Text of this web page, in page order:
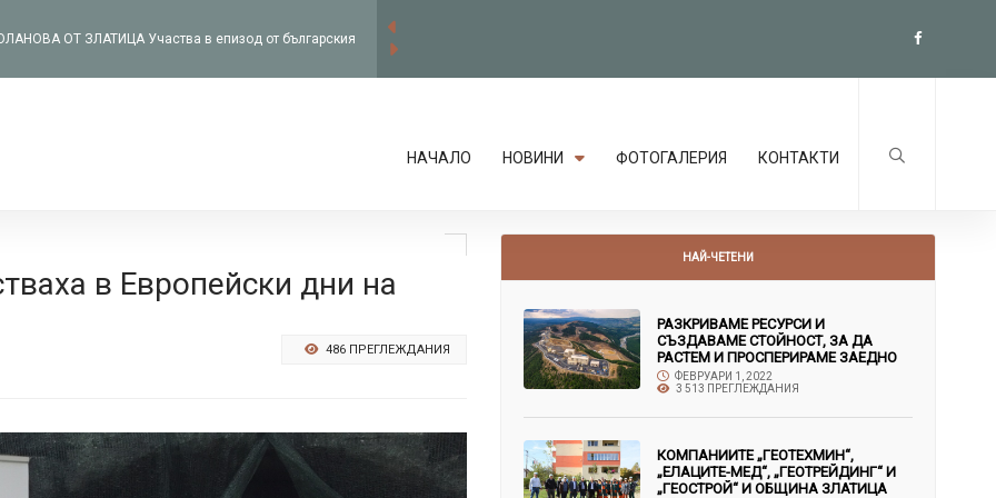
ПЕТРИЧ С благотворителна кампания
ОТ ЗЛАТИЦА Участва в епизод от българския
НАЧАЛО НОВИНИ ФОТОГАЛЕРИЯ КОНТАКТИ
в Европейски дни на
486 ПРЕГЛЕЖДАНИЯ
НАЙ-ЧЕТЕНИ
РАЗКРИВАМЕ РЕСУРСИ И
СЪЗДАВАМЕ СТОЙНОСТ, ЗА ДА
РАСТЕМ И ПРОСПЕРИРАМЕ ЗАЕДНО
ФЕВРУАРИ 1, 2022
3 513 ПРЕГЛЕЖДАНИЯ
КОМПАНИИТЕ „ГЕОТЕХМИН“,
„ЕЛАЦИТЕ-МЕД“, „ГЕОТРЕЙДИНГ“ И
„ГЕОСТРОЙ“ И ОБЩИНА ЗЛАТИЦА